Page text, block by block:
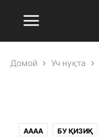
Домой Уч нуқта
AAAA БУ ҚИЗИҚ